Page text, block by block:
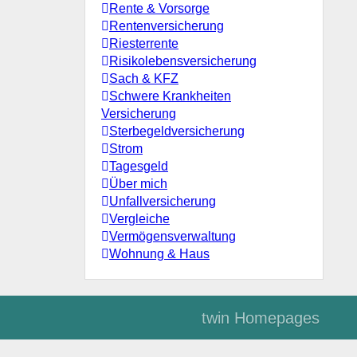
Rente & Vorsorge
Rentenversicherung
Riesterrente
Risikolebensversicherung
Sach & KFZ
Schwere Krankheiten
Versicherung
Sterbegeldversicherung
Strom
Tagesgeld
Über mich
Unfallversicherung
Vergleiche
Vermögensverwaltung
Wohnung & Haus
twin Homepages